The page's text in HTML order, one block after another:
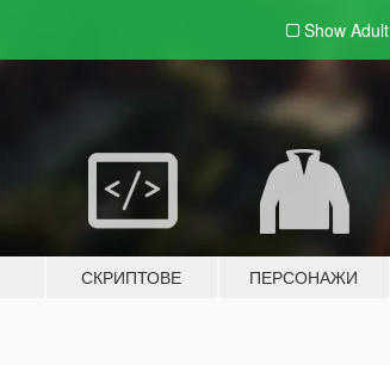
Show Adult
СКРИПТОВЕ ПЕРСОНАЖИ